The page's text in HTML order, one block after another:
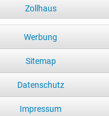
Zollhaus
Werbung
Sitemap
Datenschutz
Impressum